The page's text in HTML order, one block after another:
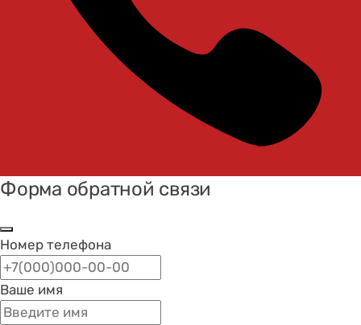
Форма обратной связи
Номер телефона
Ваше имя